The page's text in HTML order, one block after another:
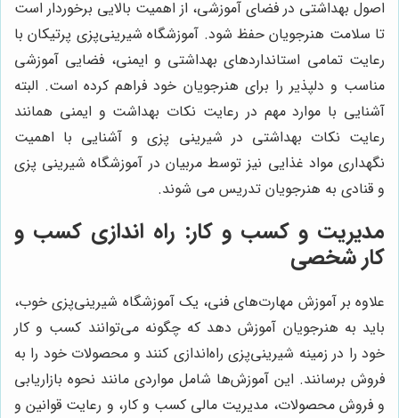
اصول بهداشتی در فضای آموزشی، از اهمیت بالایی برخوردار است
تا سلامت هنرجویان حفظ شود. آموزشگاه شیرینی‌پزی پرتیکان با
رعایت تمامی استاندارد‌های بهداشتی و ایمنی، فضایی آموزشی
مناسب و دلپذیر را برای هنرجویان خود فراهم کرده است. البته
آشنایی با موارد مهم در رعایت نکات بهداشت و ایمنی همانند
رعایت نکات بهداشتی در شیرینی پزی و آشنایی با اهمیت
نگهداری مواد غذایی نیز توسط مربیان در آموزشگاه شیرینی پزی
و قنادی به هنرجویان تدریس می شوند.
مدیریت و کسب و کار: راه اندازی کسب و
کار شخصی
علاوه بر آموزش مهارت‌های فنی، یک آموزشگاه شیرینی‌پزی خوب،
باید به هنرجویان آموزش دهد که چگونه می‌توانند کسب و کار
خود را در زمینه شیرینی‌پزی راه‌اندازی کنند و محصولات خود را به
فروش برسانند. این آموزش‌ها شامل مواردی مانند نحوه بازاریابی
و فروش محصولات، مدیریت مالی کسب و کار، و رعایت قوانین و